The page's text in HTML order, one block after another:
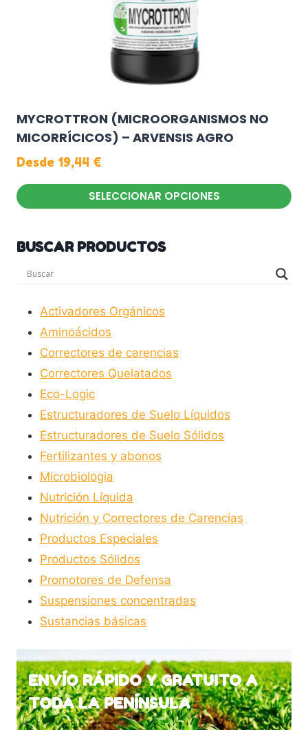
MYCROTTRON (MICROORGANISMOS NO
MICORRÍCICOS) – ARVENSIS AGRO
Desde 19,44 €
SELECCIONAR OPCIONES
tiene
múltiples
Las
opciones
pueden
página
de
producto
BUSCAR PRODUCTOS
Activadores Orgánicos
Aminoácidos
Correctores de carencias
Correctores Quelatados
Eco-Logic
Estructuradores de Suelo Líquidos
Estructuradores de Suelo Sólidos
Fertilizantes y abonos
Microbiologia
Nutrición Líquida
Nutrición y Correctores de Carencias
Productos Especiales
Productos Sólidos
Promotores de Defensa
Suspensiones concentradas
Sustancias básicas
ENVÍO RÁPIDO Y GRATUITO A
TODA LA PENÍNSULA